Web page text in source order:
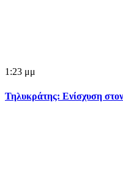
1:23 μμ
Τηλυκράτης: Ενίσχυση